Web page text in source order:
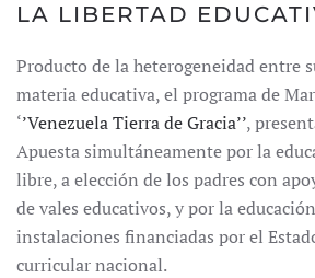
LA LIBERTAD
Producto de la heterogeneidad entre
materia educativa, el programa de
‘’Venezuela Tierra de Gracia’’,
Apuesta simultáneamente por la
libre, a elección de los padres con
de vales educativos, y por la
instalaciones financiadas por el
curricular nacional.